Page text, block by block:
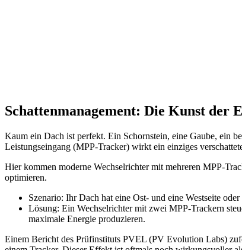
Schattenmanagement: Die Kunst der
Kaum ein Dach ist perfekt. Ein Schornstein, eine Gaube, ein
Leistungseingang (MPP-Tracker) wirkt ein einziges
Hier kommen moderne Wechselrichter mit mehreren MPP-
optimieren.
Szenario: Ihr Dach hat eine Ost- und eine Westseite
Lösung: Ein Wechselrichter mit zwei MPP-Trackern
maximale Energie produzieren.
Einem Bericht des Prüfinstituts PVEL (PV Evolution Labs)